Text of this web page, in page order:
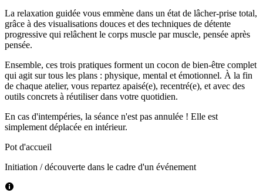
La relaxation guidée vous emmène dans un état de lâcher-prise total,
grâce à des visualisations douces et des techniques de détente
progressive qui relâchent le corps muscle par muscle, pensée après
pensée.
Ensemble, ces trois pratiques forment un cocon de bien-être complet
qui agit sur tous les plans : physique, mental et émotionnel. À la fin
de chaque atelier, vous repartez apaisé(e), recentré(e), et avec des
outils concrets à réutiliser dans votre quotidien.
En cas d'intempéries, la séance n'est pas annulée ! Elle est
simplement déplacée en intérieur.
Pot d'accueil
Initiation / découverte dans le cadre d'un événement